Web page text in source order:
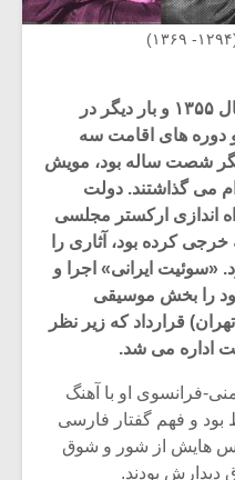
روبیک گریگوریان، یک بار در سال ۱۳۵۵ و بار دیگر در
و دوره های اقامت سه
شصت ساله بود، مویش
می گذاشتند. دولت
اندازی ارکستر مجلسی
کرده بود، آثاری را
«سوئیت ایرانی» اجرا و
را بخش موسیقی
قرارداد که زیر نظر
اداره می شد.
فرانسوی او با آهنگ
بود و فهم گفتار فارسی
هایش از شور و شوق
دیدارش بودند.